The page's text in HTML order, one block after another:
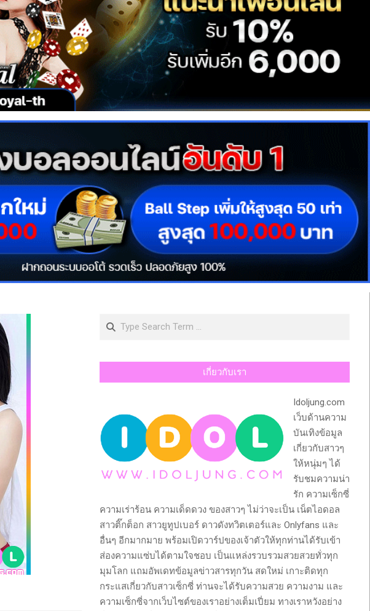
Search
เกี่ยวกับเรา
Idoljung.com
เว็บด้านความ
บันเทิงข้อมูล
เกี่ยวกับสาวๆ
ให้หนุ่มๆ ได้
รับชมความน่า
รัก ความเซ็กซี่
ความเร่าร้อน ความเด็ดดวง ของสาวๆ ไม่ว่าจะเป็น เน็ตไอดอล
สาวติ๊กต็อก สาวยูทูปเบอร์ ดาวดังทวิตเตอร์และ Onlyfans และ
อื่นๆ อีกมากมาย พร้อมเปิดวาร์ปของเจ้าตัวให้ทุกท่านได้รับเข้า
ส่องความแซ่บได้ตามใจชอบ เป็นแหล่งรวบรวมสวยสวยทั่วทุก
มุมโลก แถมอัพเดทข้อมูลข่าวสารทุกวัน สดใหม่ เกาะติดทุก
กระแสเกี่ยวกับสาวเซ็กซี่ ท่านจะได้รับความสวย ความงาม และ
ความเซ็กซี่จากเว็บไซต์ของเราอย่างเต็มเปี่ยม ทางเราหวังอย่าง